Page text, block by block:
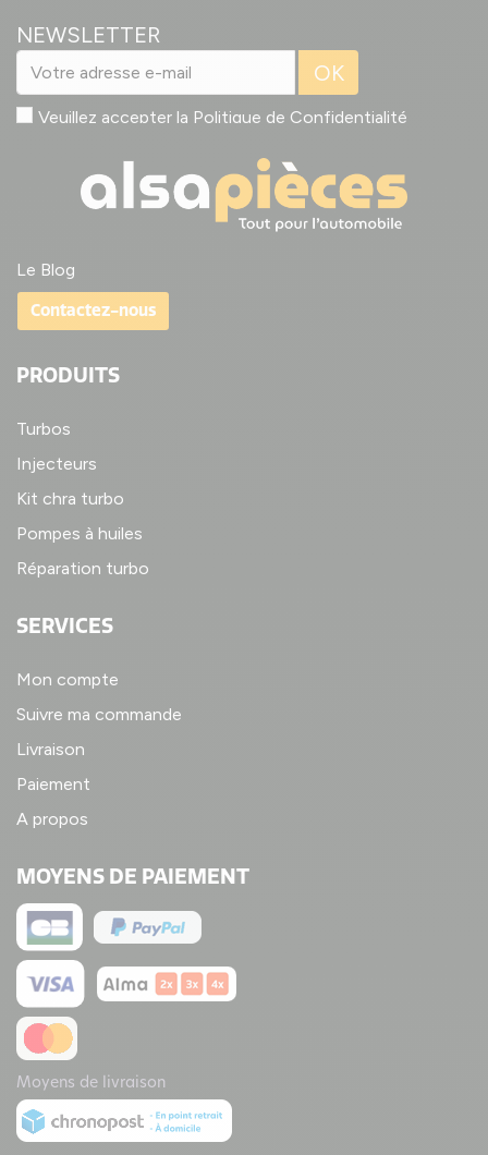
NEWSLETTER
OK
Veuillez accepter la Politique de Confidentialité
Le Blog
Contactez-nous
PRODUITS
Turbos
Injecteurs
Kit chra turbo
Pompes à huiles
Réparation turbo
SERVICES
Mon compte
Suivre ma commande
Livraison
Paiement
A propos
MOYENS DE PAIEMENT
Moyens de livraison